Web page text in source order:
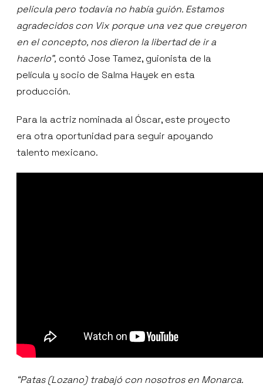
película pero todavía no había guión. Estamos
agradecidos con Vix porque una vez que creyeron
en el concepto, nos dieron la libertad de ir a
hacerlo”, contó Jose Tamez, guionista de la
película y socio de Salma Hayek en esta
producción.
Para la actriz nominada al Óscar, este proyecto
era otra oportunidad para seguir apoyando
talento mexicano.
“Patas (Lozano) trabajó con nosotros en Monarca.